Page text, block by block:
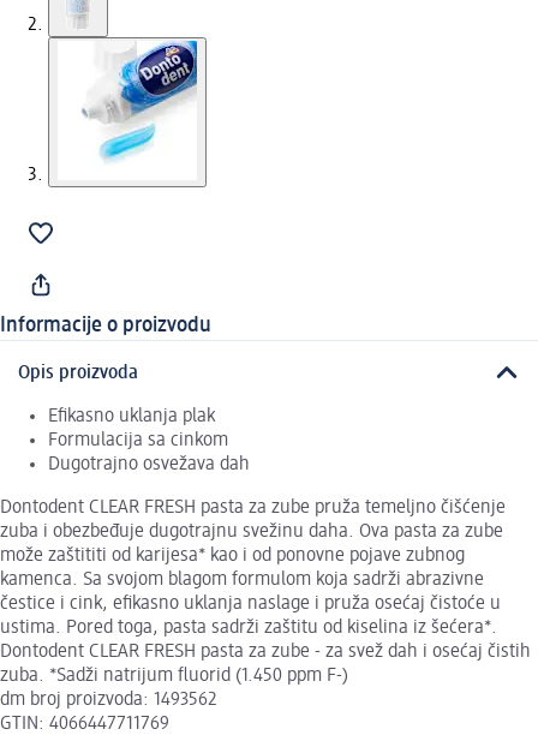
Informacije o proizvodu
Opis proizvoda
Efikasno uklanja plak
Formulacija sa cinkom
Dugotrajno osvežava dah
Dontodent CLEAR FRESH pasta za zube pruža temeljno čišćenje
zuba i obezbeđuje dugotrajnu svežinu daha. Ova pasta za zube
može zaštititi od karijesa* kao i od ponovne pojave zubnog
kamenca. Sa svojom blagom formulom koja sadrži abrazivne
čestice i cink, efikasno uklanja naslage i pruža osećaj čistoće u
ustima. Pored toga, pasta sadrži zaštitu od kiselina iz šećera*.
Dontodent CLEAR FRESH pasta za zube - za svež dah i osećaj čistih
zuba. *Sadži natrijum fluorid (1.450 ppm F-)
dm broj proizvoda: 1493562
GTIN: 4066447711769